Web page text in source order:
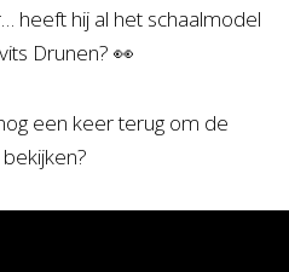
heeft hij al het schaalmodel
Drunen? 👀
een keer terug om de